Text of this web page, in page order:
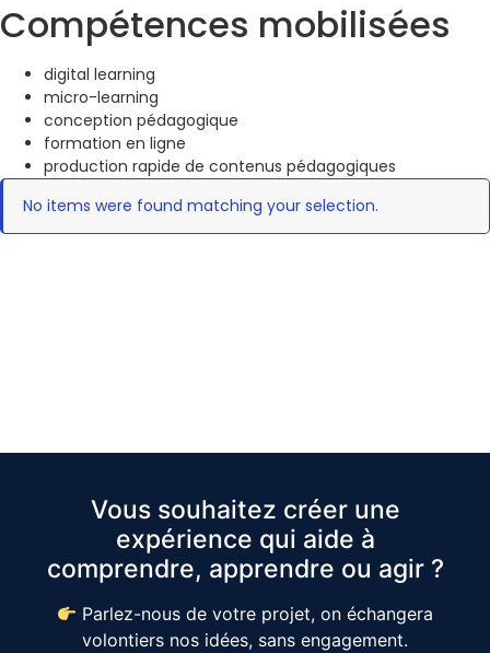
Compétences mobilisées
digital learning
micro-learning
conception pédagogique
formation en ligne
production rapide de contenus pédagogiques
No items were found matching your selection.
Vous souhaitez créer une
expérience qui aide à
comprendre, apprendre ou agir ?
Parlez-nous de votre projet, on échangera
volontiers nos idées, sans engagement.